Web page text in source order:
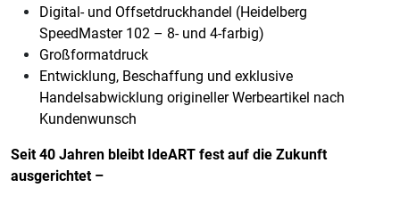
Digital- und Offsetdruckhandel (Heidelberg
SpeedMaster 102 – 8- und 4-farbig)
Großformatdruck
Entwicklung, Beschaffung und exklusive
Handelsabwicklung origineller Werbeartikel nach
Kundenwunsch
Seit 40 Jahren bleibt IdeART fest auf die Zukunft
ausgerichtet –